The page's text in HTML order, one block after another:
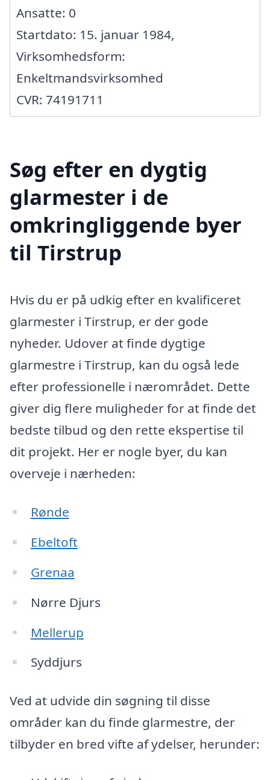
Ansatte: 0
Startdato: 15. januar 1984,
Virksomhedsform:
Enkeltmandsvirksomhed
CVR: 74191711
Søg efter en dygtig
glarmester i de
omkringliggende byer
til Tirstrup
Hvis du er på udkig efter en kvalificeret
glarmester i Tirstrup, er der gode
nyheder. Udover at finde dygtige
glarmestre i Tirstrup, kan du også lede
efter professionelle i nærområdet. Dette
giver dig flere muligheder for at finde det
bedste tilbud og den rette ekspertise til
dit projekt. Her er nogle byer, du kan
overveje i nærheden:
Rønde
Ebeltoft
Grenaa
Nørre Djurs
Mellerup
Syddjurs
Ved at udvide din søgning til disse
områder kan du finde glarmestre, der
tilbyder en bred vifte af ydelser, herunder: